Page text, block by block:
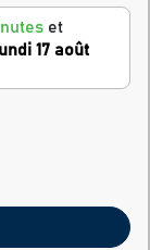
et
17 août